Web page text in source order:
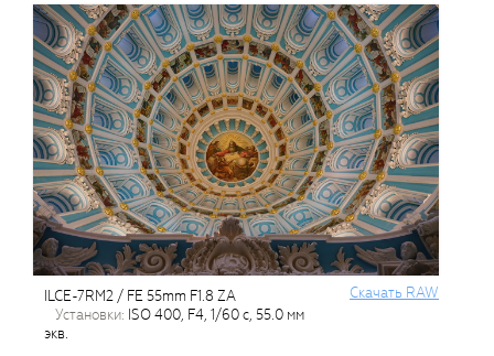
ILCE-7RM2 / FE 55mm F1.8 ZA
установки: ISO 400, F4, 1/60 с, 55.0 мм
экв.
Cкачать RAW